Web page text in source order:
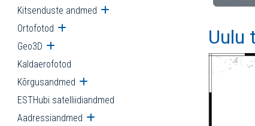
Kitsenduste andmed Ava alammenüü
Ortofotod Ava alammenüü
Geo3D Ava alammenüü
Kaldaerofotod
Kõrgusandmed Ava alammenüü
ESTHubi satelliidiandmed
Aadressiandmed Ava alammenüü
Uulu